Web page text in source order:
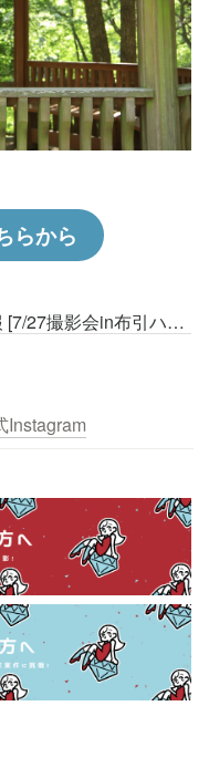
らから
🪴[参加者様向け] おすすめ情報 [7/27撮影会in布引ハーブ園 ]🪴
Instagram